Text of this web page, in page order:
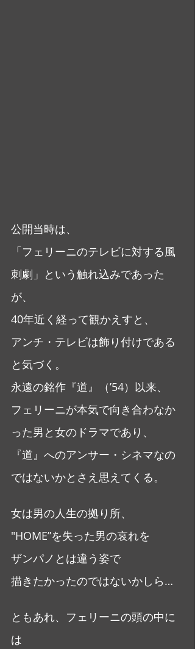
公開当時は、
「フェリーニのテレビに対する風
刺劇」という触れ込みであった
が、
40年近く経って観かえすと、
アンチ・テレビは飾り付けである
と気づく。
永遠の銘作『道』（’54）以来、
フェリーニが本気で向き合わなか
った男と女のドラマであり、
『道』へのアンサー・シネマなの
ではないかとさえ思えてくる。
女は男の人生の拠り所、
"HOME”を失った男の哀れを
ザンパノとは違う姿で
描きたかったのではないかしら…
ともあれ、フェリーニの頭の中に
は